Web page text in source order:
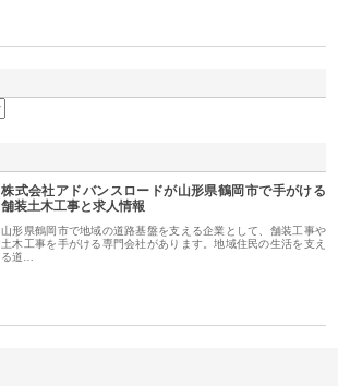
株式会社アドバンスロードが山形県鶴岡市で手がける
舗装土木工事と求人情報
山形県鶴岡市で地域の道路基盤を支える企業として、舗装工事や
土木工事を手がける専門会社があります。地域住民の生活を支え
る道…